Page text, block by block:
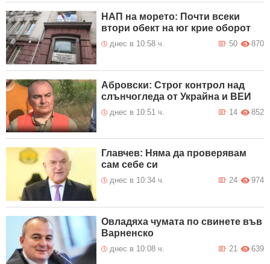
НАП на морето: Почти всеки
втори обект на юг крие оборот
днес в 10:58 ч. 870
50
Абровски: Строг контрол над
слънчогледа от Украйна и ВЕИ
днес в 10:51 ч. 852
14
Главчев: Няма да проверявам
сам себе си
днес в 10:34 ч. 974
24
Овладяха чумата по свинете във
Варненско
днес в 10:08 ч. 639
21